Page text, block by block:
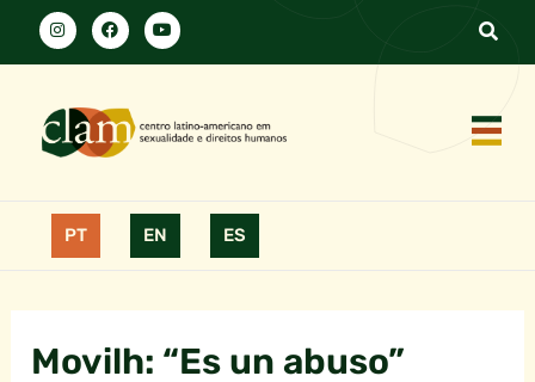
PT EN ES
Movilh: “Es un abuso”